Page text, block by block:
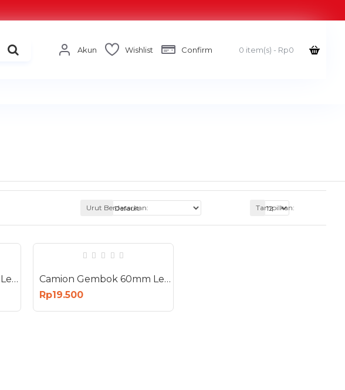
Akun Wishlist Confirm 0 item(s) - Rp0
Urut Berdasarkan: Tampilkan:
Camion Gembok 60mm Leher Panjang Padlock 60 mm
Camion Gembok 60mm Leher Pendek Padlock 60 mm
Rp19.500